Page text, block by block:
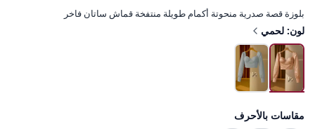
بلوزة قصة صدرية منحوتة أكمام طويلة منتفخة قماش ساتان فاخر
لون: لحمي
مقاسات بالأحرف